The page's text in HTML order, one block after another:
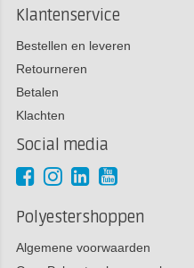
Klantenservice
Bestellen en leveren
Retourneren
Betalen
Klachten
Social media
Polyestershoppen
Algemene voorwaarden